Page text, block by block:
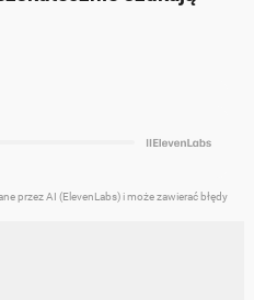
przez AI (ElevenLabs) i może zawierać błędy